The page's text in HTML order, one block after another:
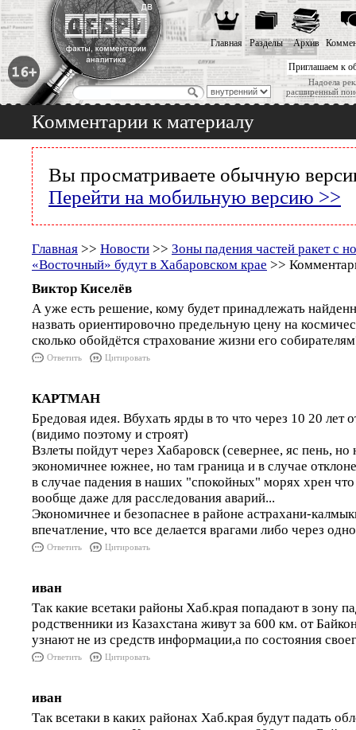
Приглашаем к
Надоела
расширенный
Главная Разделы Архив
Комментарии к материалу
Вы просматриваете обычную
Перейти на мобильную версию >>
Главная >> Новости >> Зоны падения частей ракет с
«Восточный» будут в Хабаровском крае >>
Виктор Киселёв
А уже есть решение, кому будет принадлежать
назвать ориентировочно предельную цену на
сколько обойдётся страхование жизни его
Ответить Цитировать
КАРТМАН
Бредовая идея. Вбухать ярды в то что через 10 20 лет
(видимо поэтому и строят)
Взлеты пойдут через Хабаровск (севернее, яс пень, но
экономичнее южнее, но там граница и в случае
в случае падения в наших "спокойных" морях хрен
вообще даже для расследования аварий...
Экономичнее и безопаснее в районе астрахани-
впечатление, что все делается врагами либо через
Ответить Цитировать
иван
Так какие всетаки районы Хаб.края попадают в зону
родственники из Казахстана живут за 600 км. от
узнают не из средств информации,а по состояния
Ответить Цитировать
иван
Так всетаки в каких районах Хаб.края будут падать